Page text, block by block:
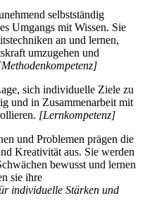
selbstständig
Umgangs mit Wissen. Sie
an und lernen,
umzugehen und
sich individuelle Ziele zu
und in Zusammenarbeit mit
[Lernkompetenz]
und Problemen prägen die
Kreativität aus. Sie werden
bewusst und lernen
sie ihre
individuelle Stärken und